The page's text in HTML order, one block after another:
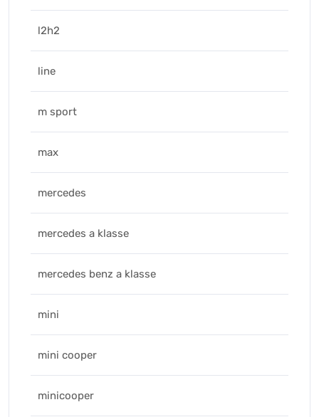
l2h2
line
m sport
max
mercedes
mercedes a klasse
mercedes benz a klasse
mini
mini cooper
minicooper